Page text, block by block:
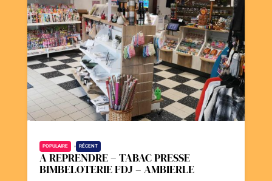
Contact
Postez votre annonce
Faire un don
POPULAIRE RÉCENT
A REPRENDRE – TABAC PRESSE
BIMBELOTERIE FDJ – AMBIERLE